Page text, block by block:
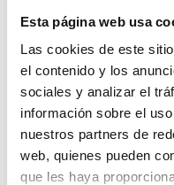
Esta página web usa
Las cookies de este
el contenido y los
sociales y analizar el
información sobre el
nuestros partners de
web, quienes pueden
que les haya
Posiciones
frecuencia
En inglés, los
colocación específica
Generalmente, estos
pregunta. En lugar de
cuando se utiliza el
verbo principal cuando